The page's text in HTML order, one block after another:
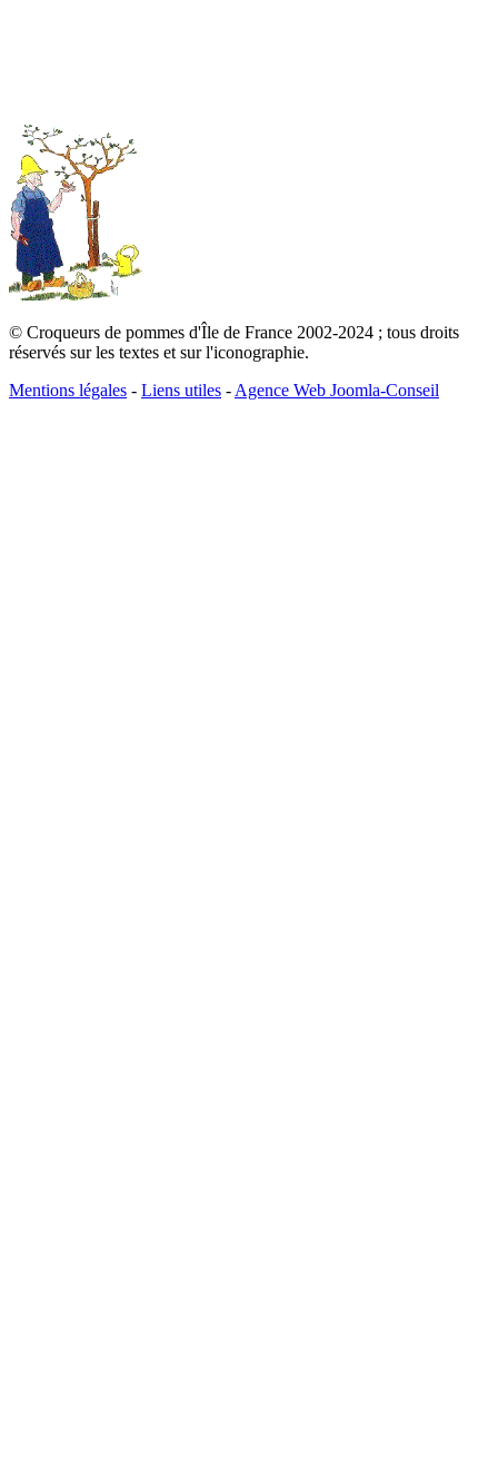
© Croqueurs de pommes d'Île de France 2002-2024 ; tous droits
réservés sur les textes et sur l'iconographie.
Mentions légales - Liens utiles - Agence Web Joomla-Conseil